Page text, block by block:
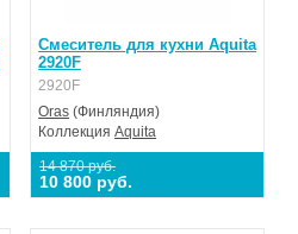
Смеситель для кухни Aquita
2920F
2920F
Oras (Финляндия)
КоллекцияAquita
14 870 руб.
10 800 руб.